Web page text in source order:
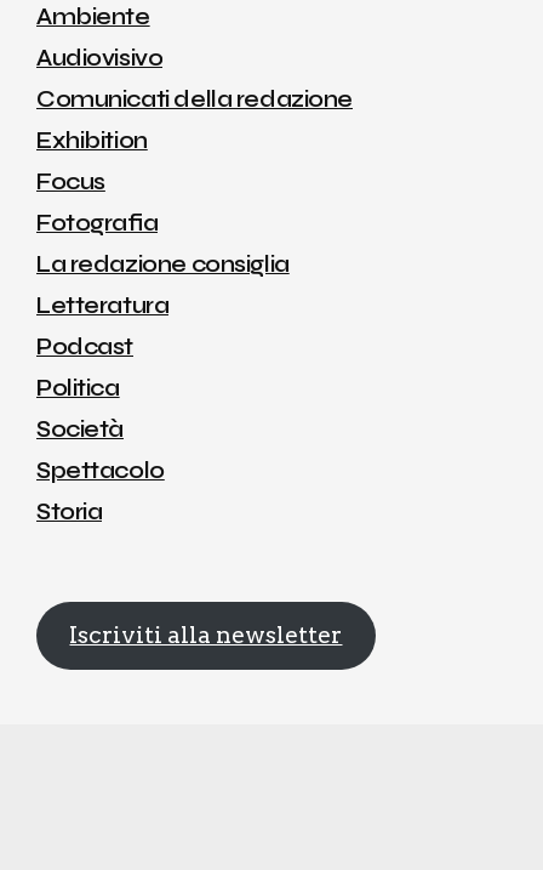
Ambiente
Audiovisivo
Comunicati della redazione
Exhibition
Focus
Fotografia
La redazione consiglia
Letteratura
Podcast
Politica
Società
Spettacolo
Storia
Iscriviti alla newsletter